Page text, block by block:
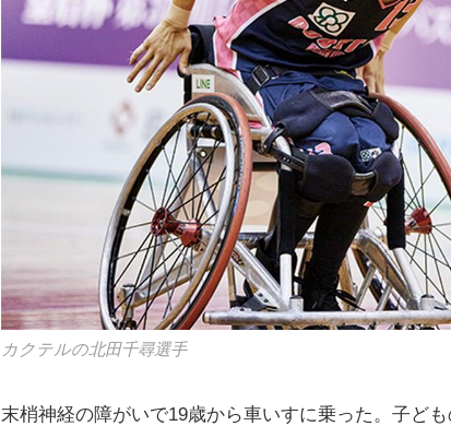
カクテルの北田千尋選手
末梢神経の障がいで19歳から車いすに乗った。子ど